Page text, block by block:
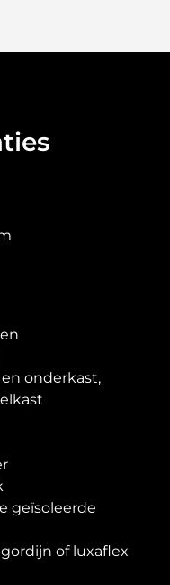
onderkast,
geïsoleerde
of luxaflex